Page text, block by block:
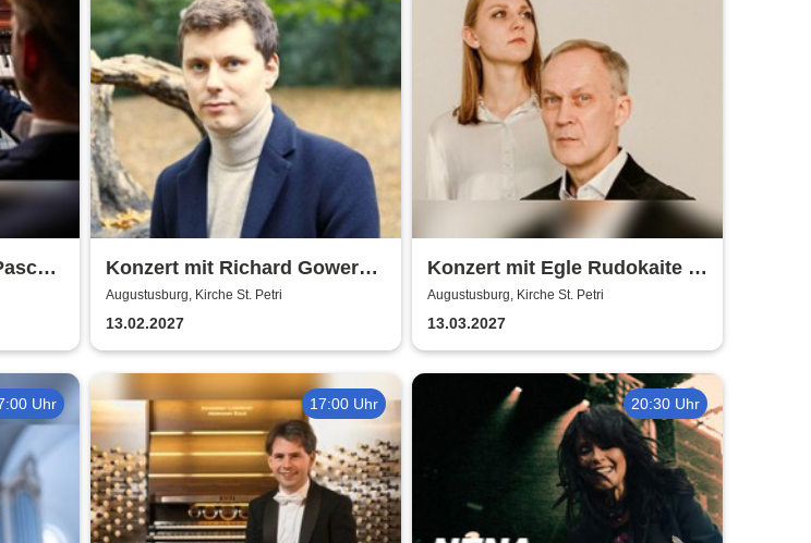
Konzert mit Richard Gowers
(London) - Liebestraum
Augustusburg, Kirche St. Petri
13.02.2027
Konzert mit Egle Rudokaite /
Balys VaitkusWalde
Augustusburg, Kirche St. Petri
13.03.2027
Uhr 17:00 Uhr 20:30 Uhr